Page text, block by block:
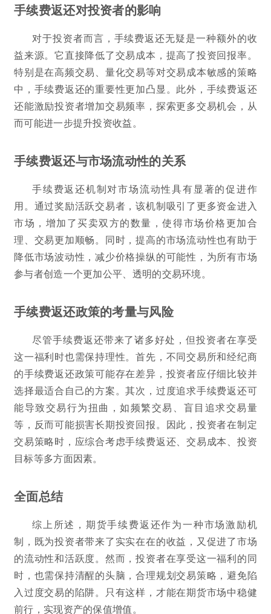
手续费返还对投资者的影响
对于投资者而言，手续费返还无疑是一种额外的收
益来源。它直接降低了交易成本，提高了投资回报率。
特别是在高频交易、量化交易等对交易成本敏感的策略
中，手续费返还的重要性更加凸显。此外，手续费返还
还能激励投资者增加交易频率，探索更多交易机会，从
而可能进一步提升投资收益。
手续费返还与市场流动性的关系
手续费返还机制对市场流动性具有显著的促进作
用。通过奖励活跃交易者，该机制吸引了更多资金进入
市场，增加了买卖双方的数量，使得市场价格更加合
理、交易更加顺畅。同时，提高的市场流动性也有助于
降低市场波动性，减少价格操纵的可能性，为所有市场
参与者创造一个更加公平、透明的交易环境。
手续费返还政策的考量与风险
尽管手续费返还带来了诸多好处，但投资者在享受
这一福利时也需保持理性。首先，不同交易所和经纪商
的手续费返还政策可能存在差异，投资者应仔细比较并
选择最适合自己的方案。其次，过度追求手续费返还可
能导致交易行为扭曲，如频繁交易、盲目追求交易量
等，反而可能损害长期投资回报。因此，投资者在制定
交易策略时，应综合考虑手续费返还、交易成本、投资
目标等多方面因素。
全面总结
综上所述，期货手续费返还作为一种市场激励机
制，既为投资者带来了实实在在的收益，又促进了市场
的流动性和活跃度。然而，投资者在享受这一福利的同
时，也需保持清醒的头脑，合理规划交易策略，避免陷
入过度交易的陷阱。只有这样，才能在期货市场中稳健
前行，实现资产的保值增值。